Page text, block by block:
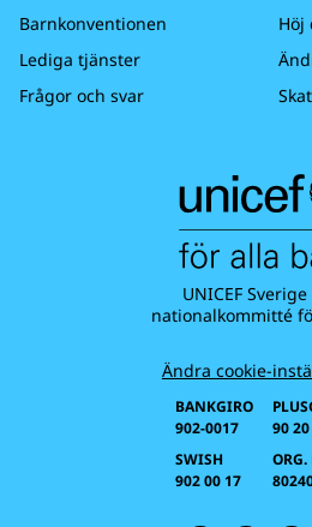
Barnkonventionen
Lediga tjänster
Frågor och svar
Höj
UNICEF
nationalkommitté
Ändra cookie-
BANKGIRO
902-0017
SWISH
902 00 17
90
ORG.